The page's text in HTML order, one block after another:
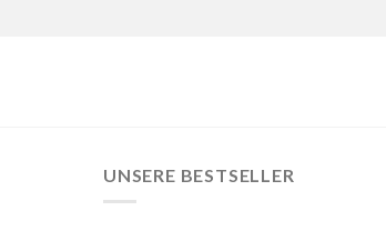
UNSERE BESTSELLER